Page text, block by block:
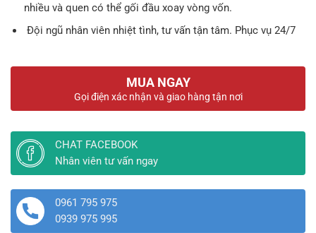
nhiều và quen có thể gối đầu xoay vòng vốn.
Đội ngũ nhân viên nhiệt tình, tư vấn tận tâm. Phục vụ 24/7
MUA NGAY
Gọi điện xác nhận và giao hàng tận nơi
CHAT FACEBOOK
Nhân viên tư vấn ngay
0961 795 975
0939 975 995